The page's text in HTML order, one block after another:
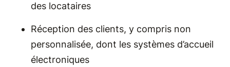
des locataires
Réception des clients, y compris non
personnalisée, dont les systèmes d’accueil
électroniques